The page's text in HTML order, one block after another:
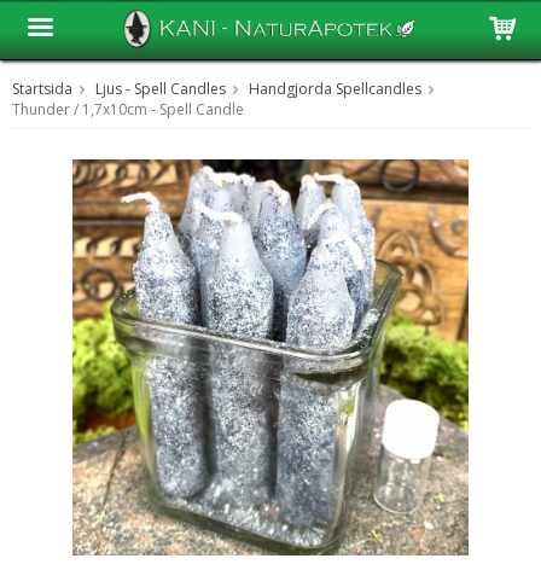
Produkten har blivit tillagd i varukorgen
Startsida Ljus - Spell Candles
Handgjorda Spellcandles
Thunder / 1,7x10cm - Spell Candle